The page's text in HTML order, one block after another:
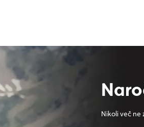
Nikoli več ne